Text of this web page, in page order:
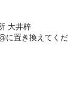
大井梓
置き換えてくだ